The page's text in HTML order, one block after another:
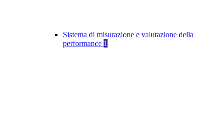
Sistema di misurazione e valutazione della
performance 1